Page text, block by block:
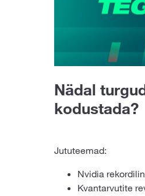
Nädal
kodustada?
Jututeemad:
Nvidia
Kvantarvutite